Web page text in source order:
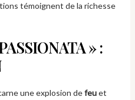
témoignent de la richesse
» :
une explosion defeuet